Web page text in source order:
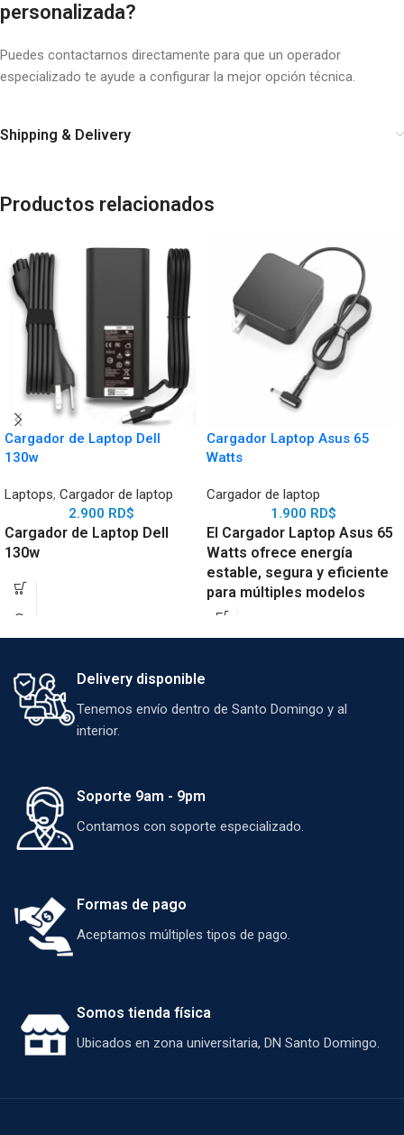
personalizada?
Puedes contactarnos directamente para que un operador
especializado te ayude a configurar la mejor opción técnica.
Shipping & Delivery
Productos relacionados
Cargador de Laptop Dell
130w
Laptops, Cargador de laptop
2.900 RD$
Cargador de Laptop Dell
130w
Cargador Laptop Asus 65
Watts
Cargador de laptop
1.900 RD$
El Cargador Laptop Asus 65
Watts ofrece energía
estable, segura y eficiente
para múltiples modelos
ASUS, con diseño
Delivery disponible
Tenemos envío dentro de Santo Domingo y al
interior.
Soporte 9am - 9pm
Contamos con soporte especializado.
Formas de pago
Aceptamos múltiples tipos de pago.
Somos tienda física
Ubicados en zona universitaria, DN Santo Domingo.